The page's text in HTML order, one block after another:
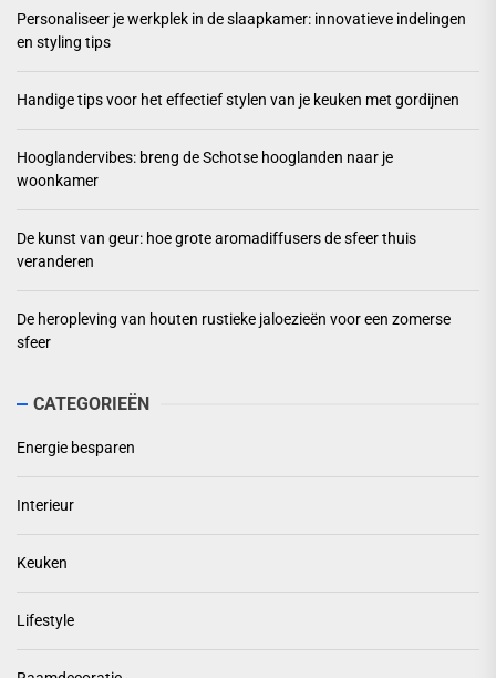
Personaliseer je werkplek in de slaapkamer: innovatieve indelingen
en styling tips
Handige tips voor het effectief stylen van je keuken met gordijnen
Hooglandervibes: breng de Schotse hooglanden naar je
woonkamer
De kunst van geur: hoe grote aromadiffusers de sfeer thuis
veranderen
De heropleving van houten rustieke jaloezieën voor een zomerse
sfeer
CATEGORIEËN
Energie besparen
Interieur
Keuken
Lifestyle